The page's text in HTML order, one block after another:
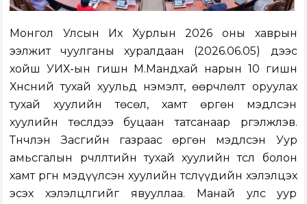
Монгол Улсын Их Хурлын 2026 оны хаврын
ээлжит чуулганы хуралдаан (2026.06.05) үдээс
хойш УИХ-ын гишүүн М.Мандхай нарын 10 гишүүн
Хүнсний тухай хуульд нэмэлт, өөрчлөлт оруулах
тухай хуулийн төсөл, хамт өргөн мэдүүлсэн
хуулийн төслүүдээ буцаан татсанаар үргэлжлэв.
Түүнчлэн Засгийн газраас өргөн мэдүүлсэн Уур
амьсгалын өөрчлөлтийн тухай хуулийн төсөл болон
хамт өргөн мэдүүлсэн хуулийн төслүүдийн хэлэлцэх
эсэх хэлэлцүүлгийг явууллаа. Манай улс уур